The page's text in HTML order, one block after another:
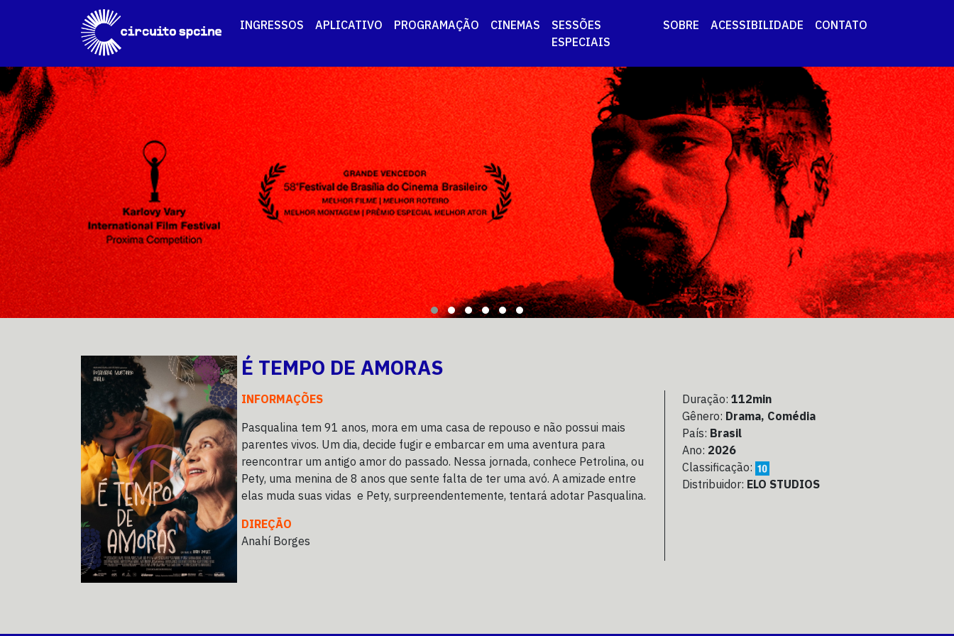
INGRESSOS APLICATIVO PROGRAMAÇÃO CINEMAS
SESSÕES
ESPECIAIS
SOBRE ACESSIBILIDADE CONTATO
É TEMPO DE AMORAS
INFORMAÇÕES
Pasqualina tem 91 anos, mora em uma casa de repouso e não possui mais
parentes vivos. Um dia, decide fugir e embarcar em uma aventura para
reencontrar um antigo amor do passado. Nessa jornada, conhece Petrolina, ou
Pety, uma menina de 8 anos que sente falta de ter uma avó. A amizade entre
elas muda suas vidas  e Pety, surpreendentemente, tentará adotar Pasqualina.
DIREÇÃO
Anahí Borges
Duração:112min
Gênero: Drama, Comédia
País: Brasil
Ano: 2026
Classificação:
Distribuidor: ELO STUDIOS